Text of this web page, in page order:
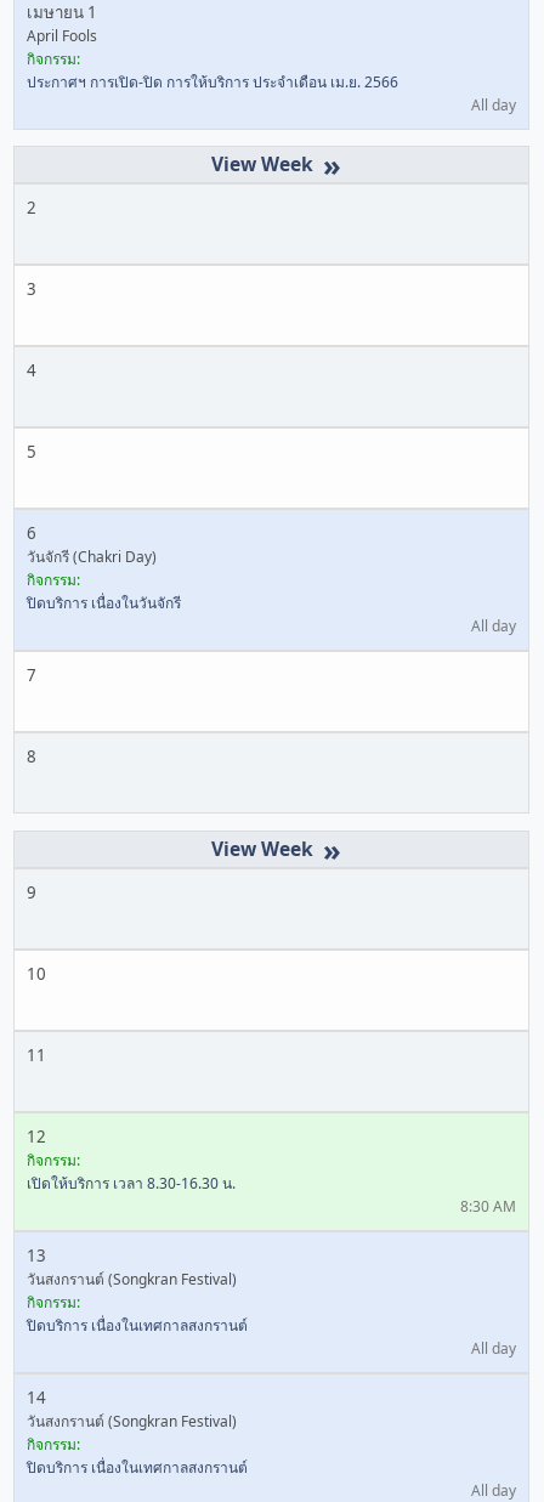
เมษายน 1
April Fools
กิจกรรม:
ประกาศฯ การเปิด-ปิด การให้บริการ ประจำเดือน เม.ย. 2566
All day
»
2
3
4
5
6
วันจักรี (Chakri Day)
กิจกรรม:
ปิดบริการ เนื่องในวันจักรี
All day
7
8
»
9
10
11
12
กิจกรรม:
เปิดให้บริการ เวลา 8.30-16.30 น.
8:30 AM
13
วันสงกรานต์ (Songkran Festival)
กิจกรรม:
ปิดบริการ เนื่องในเทศกาลสงกรานต์
All day
14
วันสงกรานต์ (Songkran Festival)
กิจกรรม:
ปิดบริการ เนื่องในเทศกาลสงกรานต์
All day